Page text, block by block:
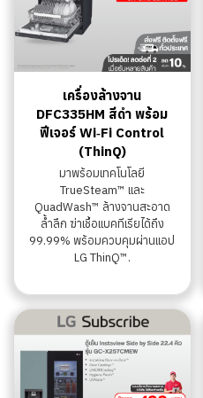
เครื่องล้างจาน
DFC335HM สีดำ พร้อม
ฟีเจอร์ Wi‑Fi Control
(ThinQ)
มาพร้อมเทคโนโลยี
TrueSteam™ และ
QuadWash™ ล้างจานสะอาด
ล้ำลึก ฆ่าเชื้อแบคทีเรียได้ถึง
99.99% พร้อมควบคุมผ่านแอป
LG ThinQ™.